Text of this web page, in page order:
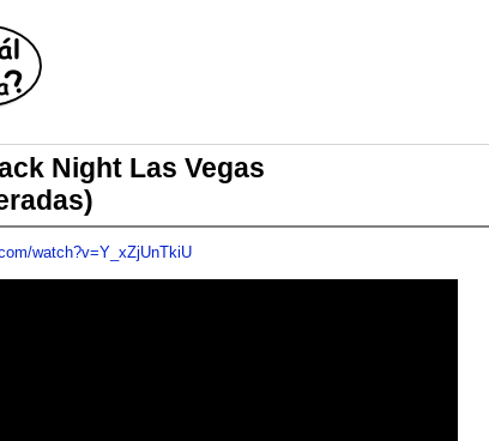
Night Las Vegas
watch?v=Y_xZjUnTkiU